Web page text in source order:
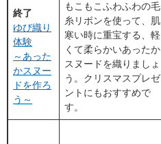
終了
ゆび織り
体験
～あった
かスヌー
ドを作ろ
う～
もこもこふわふわの毛
糸リボンを使って、肌
寒い時に重宝する、軽
くて柔らかいあったか
スヌードを織りましょ
う。クリスマスプレゼ
ントにもおすすめで
す。